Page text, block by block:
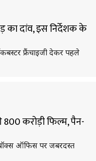
का दांव, इस निर्देशक के
फ्रैंचाइजी देकर पहले
करोड़ी फिल्म, पैन-
ऑफिस पर जबरदस्त